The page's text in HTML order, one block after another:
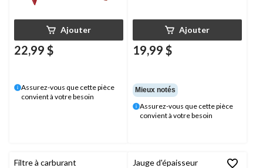
Ajouter
22,99 $
Assurez-vous que cette pièce
convient à votre besoin
Ajouter
19,99 $
Mieux notés
Assurez-vous que cette pièce
convient à votre besoin
Filtre à carburant
Jauge d'épaisseur